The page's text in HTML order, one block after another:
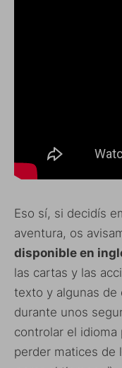
Eso sí, si decidís
aventura, os
disponible en
las cartas y las
texto y algunas de
durante unos
controlar el idioma
perder matices de